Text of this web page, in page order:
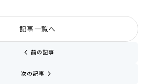
chevron_left 前の記事
記事一覧へ
次の記事 navigate_next